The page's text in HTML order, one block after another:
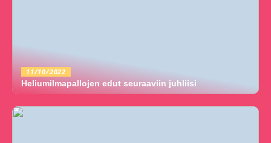
11/10/2022
Heliumilmapallojen edut seuraaviin juhliisi